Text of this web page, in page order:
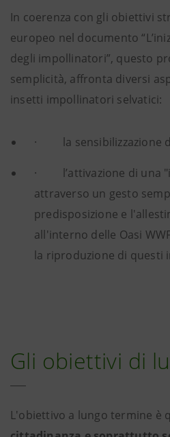
In coerenza con gli obiettivi
europeo nel documento
degli impollinatori”, questo
semplicità, affronta diversi
insetti impollinatori selvatici:
· la sensibilizzazione
· l’attivazione di una
attraverso un gesto
predisposizione e
all'interno delle Oasi
la riproduzione di questi
Gli obiettivi di
L'obiettivo a lungo termine è